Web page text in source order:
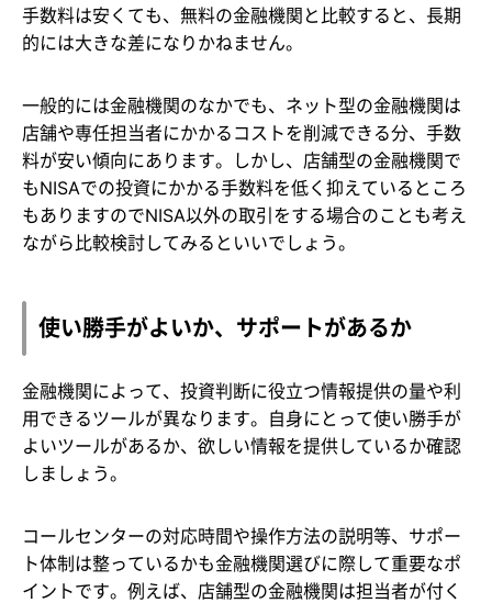
手数料は安くても、無料の金融機関と比較すると、長期
的には大きな差になりかねません。
一般的には金融機関のなかでも、ネット型の金融機関は
店舗や専任担当者にかかるコストを削減できる分、手数
料が安い傾向にあります。しかし、店舗型の金融機関で
もNISAでの投資にかかる手数料を低く抑えているところ
もありますのでNISA以外の取引をする場合のことも考え
ながら比較検討してみるといいでしょう。
使い勝手がよいか、サポートがあるか
金融機関によって、投資判断に役立つ情報提供の量や利
用できるツールが異なります。自身にとって使い勝手が
よいツールがあるか、欲しい情報を提供しているか確認
しましょう。
コールセンターの対応時間や操作方法の説明等、サポー
ト体制は整っているかも金融機関選びに際して重要なポ
イントです。例えば、店舗型の金融機関は担当者が付く